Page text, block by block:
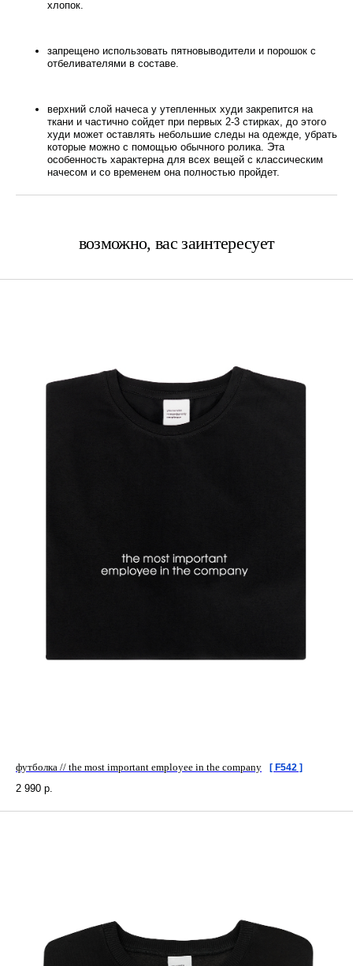
хлопок.
запрещено использовать пятновыводители и порошок с
отбеливателями в составе.
верхний слой начеса у утепленных худи закрепится на
ткани и частично сойдет при первых 2-3 стирках, до этого
худи может оставлять небольшие следы на одежде, убрать
которые можно с помощью обычного ролика. Эта
особенность характерна для всех вещей с классическим
начесом и со временем она полностью пройдет.
возможно, вас заинтересует
футболка // the most important employee in the company [ F542 ]
2 990 р.